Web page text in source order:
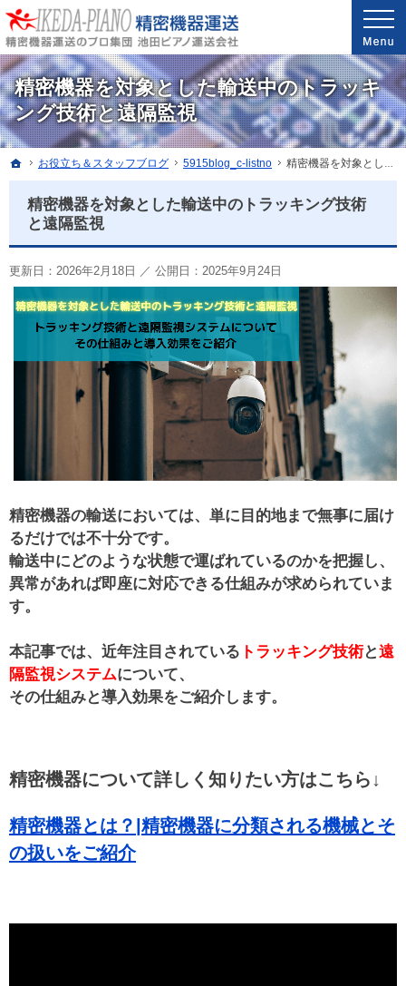
精密機器を対象とした輸送中のトラッキ
ング技術と遠隔監視
安心と信頼の実績。精密機器・医療機器の運送・配送なら当社へ。
精密機器・医療機器の運送・配送なら世界最高レベルの配送技能を誇る池田ピアノ運送
ホーム
お役立ち＆スタッフブログ 5915blog_c-listno 精密機器を対象とした輸送中のトラッキング技術と遠隔監視
精密機器を対象とした輸送中のトラッキング技術
と遠隔監視
更新日： 2026年2月18日 ／ 公開日：2025年9月24日
精密機器の輸送においては、単に目的地まで無事に届け
るだけでは不十分です。
輸送中にどのような状態で運ばれているのかを把握し、
異常があれば即座に対応できる仕組みが求められていま
す。
本記事では、近年注目されている トラッキング技術と遠
隔監視システムについて、
その仕組みと導入効果をご紹介します。
精密機器について詳しく知りたい方はこちら↓
精密機器とは？|精密機器に分類される機械とそ
の扱いをご紹介